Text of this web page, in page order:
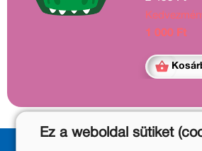
miközben
szavakat
1 000 Ft
Ez a weboldal sütiket